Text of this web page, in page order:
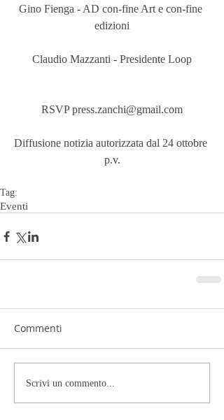
Gino Fienga - AD con-fine Art e con-fine
edizioni
Claudio Mazzanti - Presidente Loop
RSVP press.zanchi@gmail.com
Diffusione notizia autorizzata dal 24 ottobre
p.v.
Tag:
Eventi
Commenti
Scrivi un commento...